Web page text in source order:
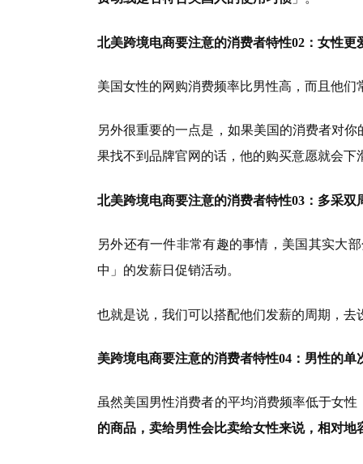
北美跨境电商要注意的消费者特性02：女性更
美国女性的网购消费频率比男性高，而且他
另外很重要的一点是，如果美国的消费者对
果找不到品牌官网的话，他的购买意愿就会下
北美跨境电商要注意的消费者特性03：多采双
另外还有一件非常有趣的事情，美国其实大
中」的发薪日促销活动。
也就是说，我们可以搭配他们发薪的周期，
美跨境电商要注意的消费者特性04：男性的单
虽然美国男性消费者的平均消费频率低于女
的商品，卖给男性会比卖给女性来说，相对地